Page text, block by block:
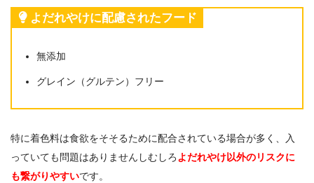
よだれやけに配慮されたフード
無添加
グレイン（グルテン）フリー
特に着色料は食欲をそそるために配合されている場合が多く、入
っていても問題はありませんしむしろよだれやけ以外のリスクに
も繋がりやすいです。